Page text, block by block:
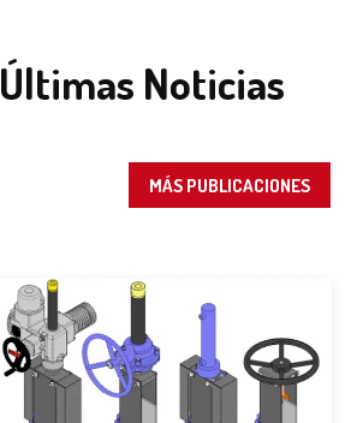
Últimas Noticias
MÁS PUBLICACIONES